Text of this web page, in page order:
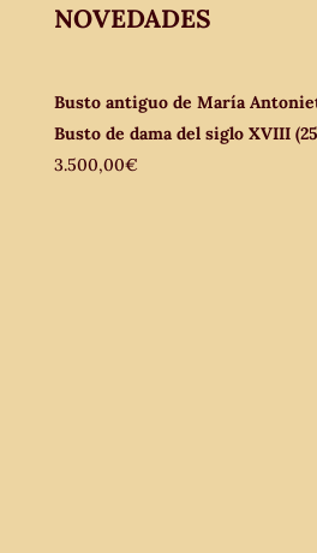
NOVEDADES
Busto antiguo de María
Busto de dama del siglo XVIII
3.500,00€